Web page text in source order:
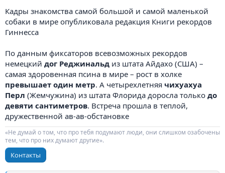
Кадры знакомства самой большой и самой маленькой
собаки в мире опубликовала редакция Книги рекордов
Гиннесса
По данным фиксаторов всевозможных рекордов
немецкий дог Реджинальд из штата Айдахо (США) –
самая здоровенная псина в мире – рост в холке
превышает один метр. А четырехлетняя чихуахуа
Перл (Жемчужина) из штата Флорида доросла только до
девяти сантиметров. Встреча прошла в теплой,
дружественной ав-ав-обстановке
«Не думай о том, что про тебя подумают люди, они слишком озабочены
тем, что про них думают другие».
Контакты